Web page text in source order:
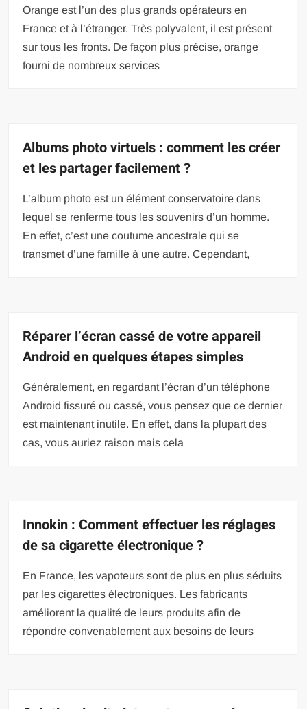
Orange est l’un des plus grands opérateurs en
France et à l’étranger. Très polyvalent, il est présent
sur tous les fronts. De façon plus précise, orange
fourni de nombreux services
Albums photo virtuels : comment les créer
et les partager facilement ?
L’album photo est un élément conservatoire dans
lequel se renferme tous les souvenirs d’un homme.
En effet, c’est une coutume ancestrale qui se
transmet d’une famille à une autre. Cependant,
Réparer l’écran cassé de votre appareil
Android en quelques étapes simples
Généralement, en regardant l’écran d’un téléphone
Android fissuré ou cassé, vous pensez que ce dernier
est maintenant inutile. En effet, dans la plupart des
cas, vous auriez raison mais cela
Innokin : Comment effectuer les réglages
de sa cigarette électronique ?
En France, les vapoteurs sont de plus en plus séduits
par les cigarettes électroniques. Les fabricants
améliorent la qualité de leurs produits afin de
répondre convenablement aux besoins de leurs